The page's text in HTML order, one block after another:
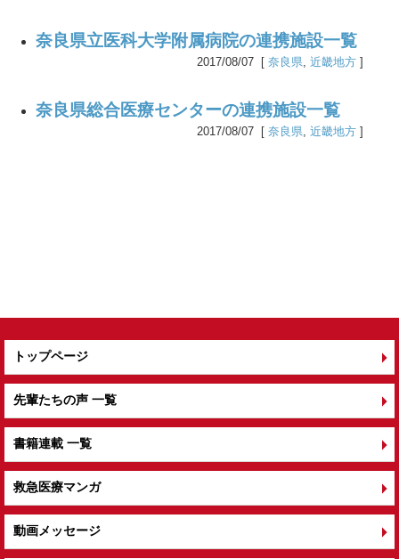
奈良県立医科大学附属病院の連携施設一覧
2017/08/07 [ 奈良県 近畿地方 ]
奈良県総合医療センターの連携施設一覧
2017/08/07 [ 奈良県 近畿地方 ]
トップページ
先輩たちの声 一覧
書籍連載 一覧
救急医療マンガ
動画メッセージ